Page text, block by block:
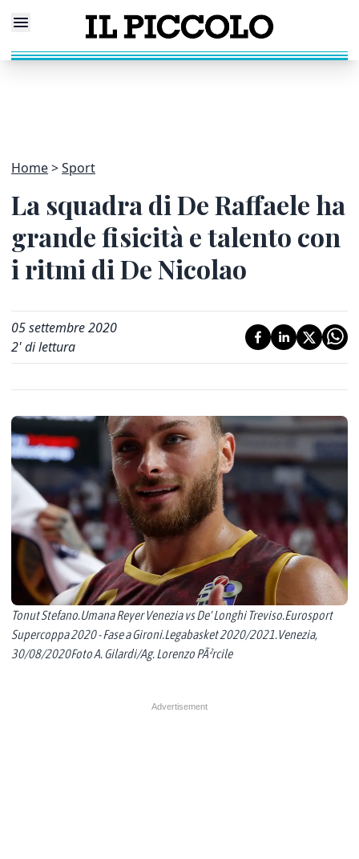
Home Sport
La squadra di De Raffaele ha
grande fisicità e talento con
i ritmi di De Nicolao
05 settembre 2020
2' di lettura
Tonut Stefano.Umana Reyer Venezia vs De' Longhi Treviso.Eurosport
Supercoppa 2020 - Fase a Gironi.Legabasket 2020/2021.Venezia,
30/08/2020Foto A. Gilardi/Ag. Lorenzo PÃ²rcile